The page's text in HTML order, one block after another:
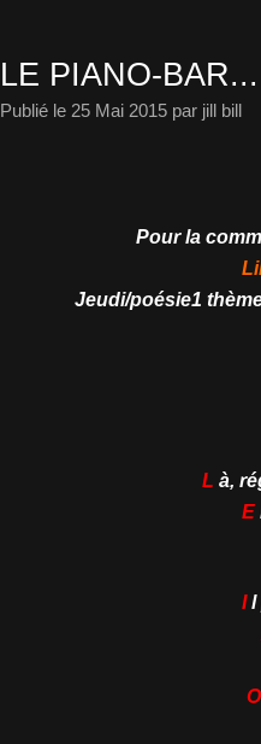
LE PIANO-BAR...
Publié le 25 Mai 2015 par jill bill
Pour la
Jeudi/poésie1
L à,
E
Il
O